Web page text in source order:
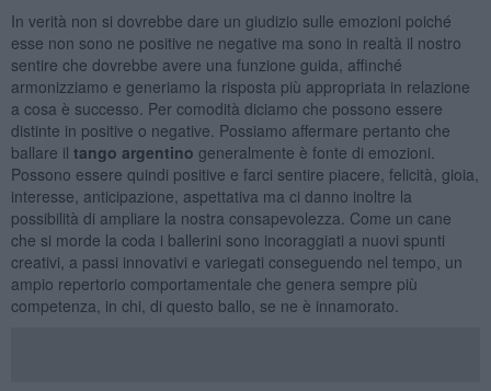
In verità non si dovrebbe dare un giudizio sulle emozioni poiché
esse non sono ne positive ne negative ma sono in realtà il nostro
sentire che dovrebbe avere una funzione guida, affinché
armonizziamo e generiamo la risposta più appropriata in relazione
a cosa è successo. Per comodità diciamo che possono essere
distinte in positive o negative. Possiamo affermare pertanto che
ballare il tango argentino generalmente è fonte di emozioni.
Possono essere quindi positive e farci sentire piacere, felicità, gioia,
interesse, anticipazione, aspettativa ma ci danno inoltre la
possibilità di ampliare la nostra consapevolezza. Come un cane
che si morde la coda i ballerini sono incoraggiati a nuovi spunti
creativi, a passi innovativi e variegati conseguendo nel tempo, un
ampio repertorio comportamentale che genera sempre più
competenza, in chi, di questo ballo, se ne è innamorato.